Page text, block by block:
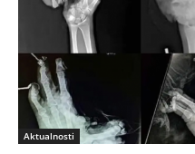
Aktualnosti